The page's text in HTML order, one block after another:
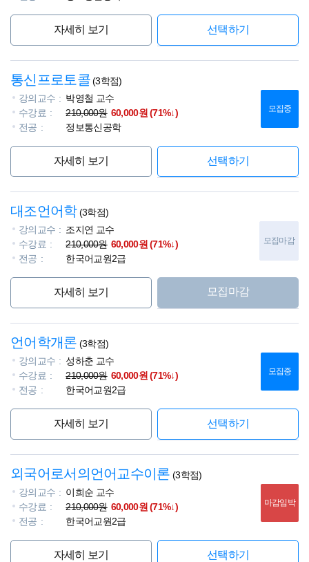
자세히 보기 선택하기
통신프로토콜(3학점)
강의교수
박영철 교수
수강료
210,000원 60,000원 (71%↓)
전공
정보통신공학
모집중
자세히 보기 선택하기
대조언어학(3학점)
강의교수
조지연 교수
수강료
210,000원 60,000원 (71%↓)
전공
한국어교원2급
모집마감
자세히 보기 모집마감
언어학개론 (3학점)
강의교수
성하춘 교수
수강료
210,000원 60,000원 (71%↓)
전공
한국어교원2급
모집중
자세히 보기 선택하기
외국어로서의언어교수이론 (3학점)
강의교수
이희순 교수
수강료
210,000원 60,000원 (71%↓)
전공
한국어교원2급
마감임박
자세히 보기 선택하기